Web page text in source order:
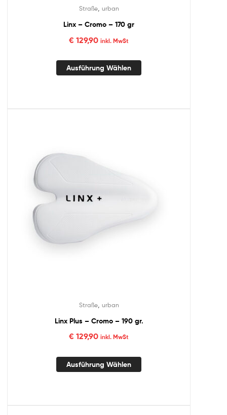
Straße, urban
Linx – Cromo – 170 gr
€ 129,90 inkl. MwSt
Ausführung Wählen
Straße, urban
Linx Plus – Cromo – 190 gr.
€ 129,90 inkl. MwSt
Ausführung Wählen